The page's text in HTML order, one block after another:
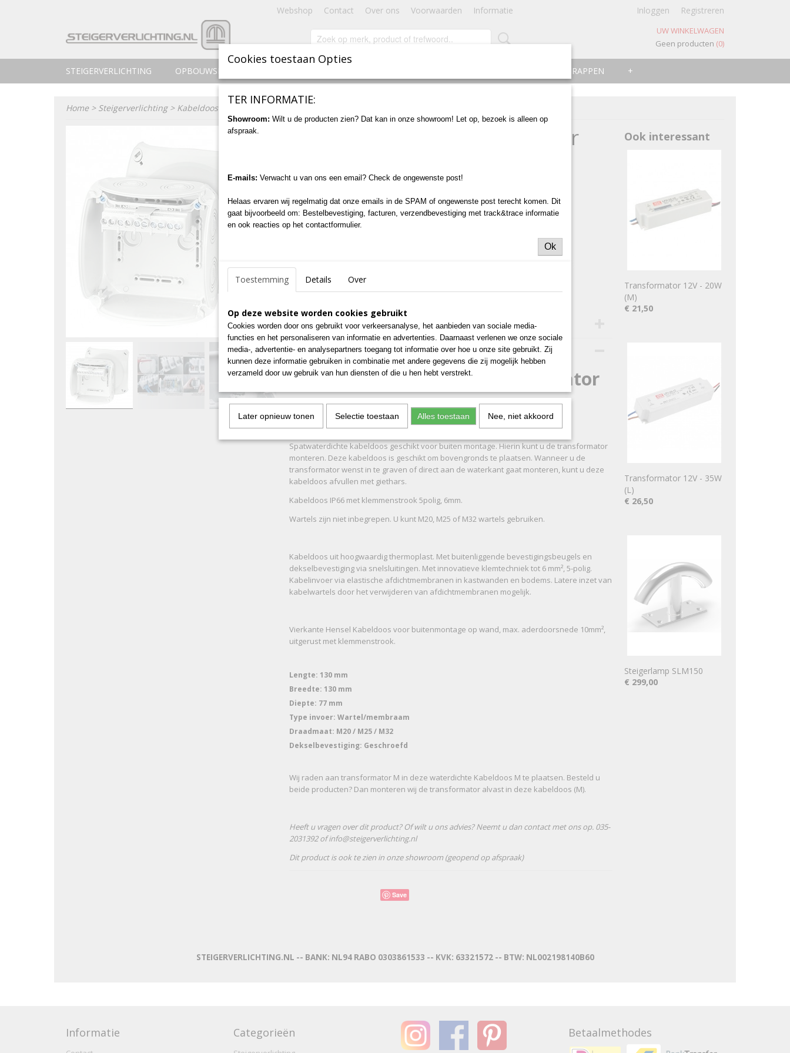
Webshop Contact Over ons Voorwaarden Informatie Inloggen Registreren
UW WINKELWAGEN
Geen producten (0)
STEIGERVERLICHTING OPBOUWSPOTS ZWEMTRAPPEN +
Home> Steigerverlichting> Kabeldoos voor transformator (M)
Kabeldoos voor transformator
€ 23,50
Levertijd 1 tot 3 Werkdagen
Aantal
IN WINKELWAGEN
Specificaties
Netto gewicht
0,25 Kg
Afmetingen (l,b,h)
14 x 12 x 7 cm
Omschrijving
Kabeldoos IP66, voor transformator
(M).
Spatwaterdichte kabeldoos geschikt voor buiten montage. Hierin kunt u de transformator
monteren. Deze kabeldoos is geschikt om bovengronds te plaatsen. Wanneer u de
transformator wenst in te graven of direct aan de waterkant gaat monteren, kunt u deze
kabeldoos afvullen met giethars.
Kabeldoos IP66 met klemmenstrook 5polig, 6mm.
Wartels zijn niet inbegrepen. U kunt M20, M25 of M32 wartels gebruiken.
Kabeldoos uit hoogwaardig thermoplast. Met buitenliggende bevestigingsbeugels en
dekselbevestiging via snelsluitingen. Met innovatieve klemtechniek tot 6 mm², 5-polig.
Kabelinvoer via elastische afdichtmembranen in kastwanden en bodems. Latere inzet van
kabelwartels door het verwijderen van afdichtmembranen mogelijk.
Vierkante Hensel Kabeldoos voor buitenmontage op wand, max. aderdoorsnede 10mm²,
uitgerust met klemmenstrook.
Lengte: 130 mm
Breedte: 130 mm
Diepte: 77 mm
Type invoer: Wartel/membraam
Draadmaat: M20 / M25 / M32
Dekselbevestiging: Geschroefd
Wij raden aan transformator M in deze waterdichte Kabeldoos M te plaatsen. Besteld u
beide producten? Dan monteren wij de transformator alvast in deze kabeldoos (M).
Heeft u vragen over dit product? Of wilt u ons advies? Neemt u dan contact met ons op. 035-
2031392 of info@steigerverlichting.nl
Dit product is ook te zien in onze showroom (geopend op afspraak)
Save
Ook interessant
Transformator 12V - 20W
(M)
€ 21,50
Transformator 12V - 35W
(L)
€ 26,50
Steigerlamp SLM150
€ 299,00
STEIGERVERLICHTING.NL -- BANK: NL94 RABO 0303861533 -- KVK: 63321572 -- BTW: NL002198140B60
Informatie Categorieën Betaalmethodes
Cookies toestaan Opties
TER INFORMATIE:
Showroom: Wilt u de producten zien? Dat kan in onze showroom! Let op, bezoek is alleen op
afspraak.
E-mails: Verwacht u van ons een email? Check de ongewenste post!
Helaas ervaren wij regelmatig dat onze emails in de SPAM of ongewenste post terecht komen. Dit
gaat bijvoorbeeld om: Bestelbevestiging, facturen, verzendbevestiging met track&trace informatie
en ook reacties op het contactformulier.
Ok
Toestemming Details Over
Op deze website worden cookies gebruikt
Cookies worden door ons gebruikt voor verkeersanalyse, het aanbieden van sociale media-
functies en het personaliseren van informatie en advertenties. Daarnaast verlenen we onze sociale
media-, advertentie- en analysepartners toegang tot informatie over hoe u onze site gebruikt. Zij
kunnen deze informatie gebruiken in combinatie met andere gegevens die zij mogelijk hebben
verzameld door uw gebruik van hun diensten of die u hen hebt verstrekt.
Later opnieuw tonen Selectie toestaan Alles toestaan Nee, niet akkoord